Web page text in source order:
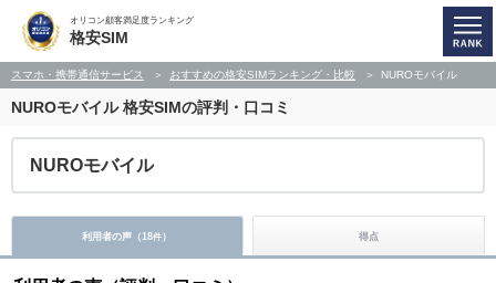
オリコン顧客満足度ランキング
格安SIM
スマホ・携帯通信サービス おすすめの格安SIMランキング・比較 NUROモバイル
NUROモバイル格安SIMの評判・口コミ
NUROモバイル
利用者の声（18件） 得点